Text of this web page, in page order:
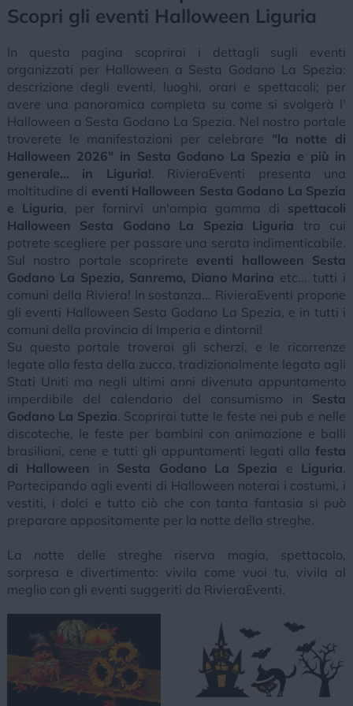
Scopri gli eventi Halloween Liguria
In questa pagina scoprirai i dettagli sugli eventi
organizzati per Halloween a Sesta Godano La Spezia:
descrizione degli eventi, luoghi, orari e spettacoli; per
avere una panoramica completa su come si svolgerà l'
Halloween a Sesta Godano La Spezia. Nel nostro portale
troverete le manifestazioni per celebrare "la notte di
Halloween 2026" in Sesta Godano La Spezia e più in
generale... in Liguria!. RivieraEventi presenta una
moltitudine di eventi Halloween Sesta Godano La Spezia
e Liguria, per fornirvi un'ampia gamma di spettacoli
Halloween Sesta Godano La Spezia Liguria tra cui
potrete scegliere per passare una serata indimenticabile.
Sul nostro portale scoprirete eventi halloween Sesta
Godano La Spezia, Sanremo, Diano Marina etc... tutti i
comuni della Riviera! In sostanza... RivieraEventi propone
gli eventi Halloween Sesta Godano La Spezia, e in tutti i
comuni della provincia di Imperia e dintorni!
Su questo portale troverai gli scherzi, e le ricorrenze
legate alla festa della zucca, tradizionalmente legata agli
Stati Uniti ma negli ultimi anni divenuta appuntamento
imperdibile del calendario del consumismo in Sesta
Godano La Spezia. Scoprirai tutte le feste nei pub e nelle
discoteche, le feste per bambini con animazione e balli
brasiliani, cene e tutti gli appuntamenti legati allafesta
di Halloween
in Sesta Godano La Spezia e Liguria.
Partecipando agli eventi di Halloween noterai i costumi, i
vestiti, i dolci e tutto ciò che con tanta fantasia si può
preparare appositamente per la notte della streghe.
La notte delle streghe riserva magia, spettacolo,
sorpresa e divertimento: vivila come vuoi tu, vivila al
meglio con gli eventi suggeriti da RivieraEventi.